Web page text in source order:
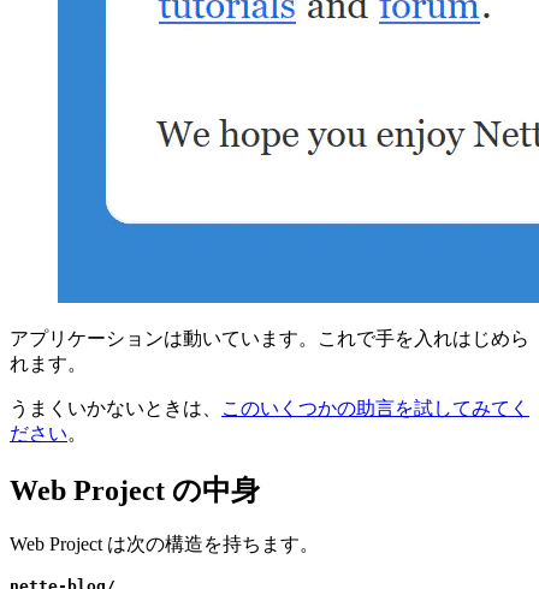
アプリケーションは動いています。これで手を入れはじめら
れます。
うまくいかないときは、
このいくつかの助言を試してみてく
ださい。
Web Project の中身
Web Project は次の構造を持ちます。